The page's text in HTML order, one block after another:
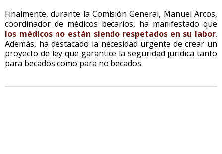
Finalmente, durante la Comisión General, Manuel Arcos,
coordinador de médicos becarios, ha manifestado que
los médicos no están siendo respetados en su labor.
Además, ha destacado la necesidad urgente de crear un
proyecto de ley que garantice la seguridad jurídica tanto
para becados como para no becados.